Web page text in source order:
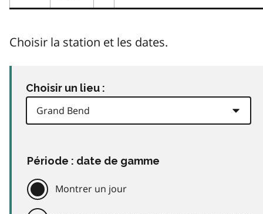
Choisir la station et les dates.
Choisir un lieu :
Période : date de gamme
Montrer un jour